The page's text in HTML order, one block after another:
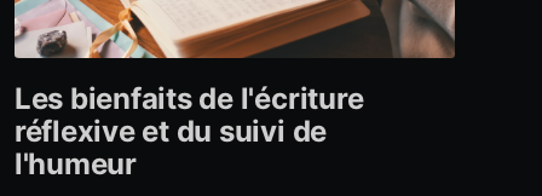
Les bienfaits de l'écriture
réflexive et du suivi de
l'humeur